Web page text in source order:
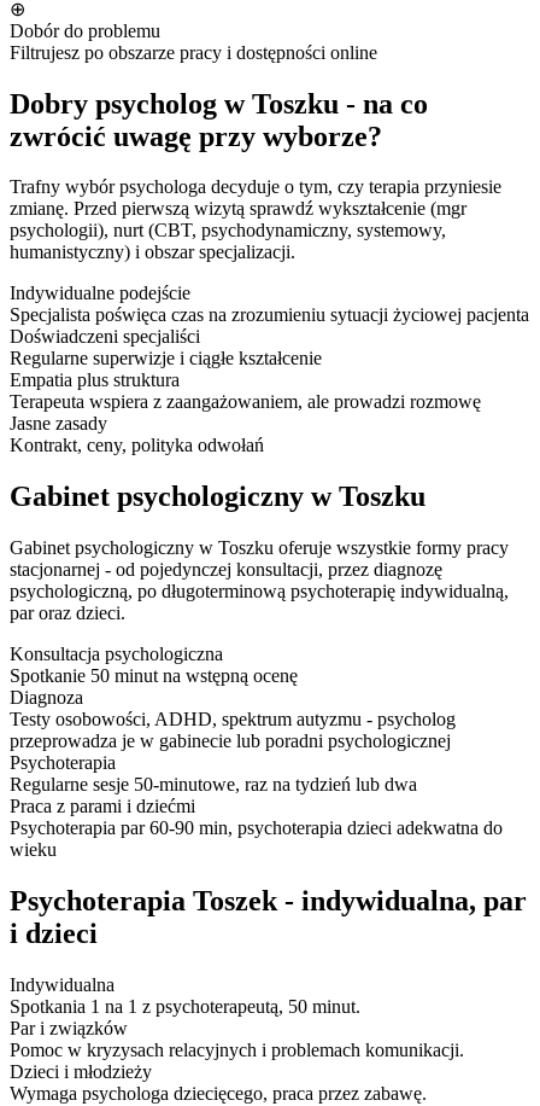
⊕
Dobór do problemu
Filtrujesz po obszarze pracy i dostępności online
Dobry psycholog w Toszku - na co
zwrócić uwagę przy wyborze?
Trafny wybór psychologa decyduje o tym, czy terapia przyniesie
zmianę. Przed pierwszą wizytą sprawdź wykształcenie (mgr
psychologii), nurt (CBT, psychodynamiczny, systemowy,
humanistyczny) i obszar specjalizacji.
Indywidualne podejście
Specjalista poświęca czas na zrozumieniu sytuacji życiowej pacjenta
Doświadczeni specjaliści
Regularne superwizje i ciągłe kształcenie
Empatia plus struktura
Terapeuta wspiera z zaangażowaniem, ale prowadzi rozmowę
Jasne zasady
Kontrakt, ceny, polityka odwołań
Gabinet psychologiczny w Toszku
Gabinet psychologiczny w Toszku oferuje wszystkie formy pracy
stacjonarnej - od pojedynczej konsultacji, przez diagnozę
psychologiczną, po długoterminową psychoterapię indywidualną,
par oraz dzieci.
Konsultacja psychologiczna
Spotkanie 50 minut na wstępną ocenę
Diagnoza
Testy osobowości, ADHD, spektrum autyzmu - psycholog
przeprowadza je w gabinecie lub poradni psychologicznej
Psychoterapia
Regularne sesje 50-minutowe, raz na tydzień lub dwa
Praca z parami i dziećmi
Psychoterapia par 60-90 min, psychoterapia dzieci adekwatna do
wieku
Psychoterapia Toszek - indywidualna, par
i dzieci
Indywidualna
Spotkania 1 na 1 z psychoterapeutą, 50 minut.
Par i związków
Pomoc w kryzysach relacyjnych i problemach komunikacji.
Dzieci i młodzieży
Wymaga psychologa dziecięcego, praca przez zabawę.